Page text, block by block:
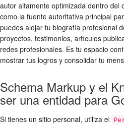
autor altamente optimizada dentro del
como la fuente autoritativa principal
puedes alojar tu biografía profesional
proyectos, testimonios, artículos
redes profesionales. Es tu espacio
mostrar tus logros y consolidar tu
Schema Markup y el
ser una entidad para
Si tienes un sitio personal, utiliza el